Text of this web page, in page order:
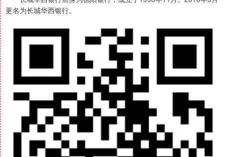
更名为长城华西银行。